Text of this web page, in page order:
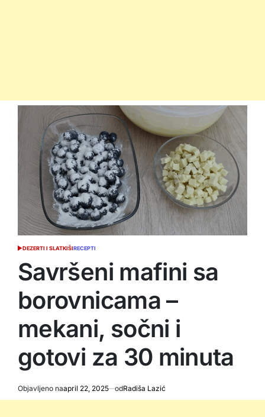
POSTED
DEZERTI I SLATKIŠIRECEPTI
Savršeni mafini sa
borovnicama –
mekani, sočni i
gotovi za 30 minuta
Objavljeno naapril 22, 2025 odRadiša Lazić